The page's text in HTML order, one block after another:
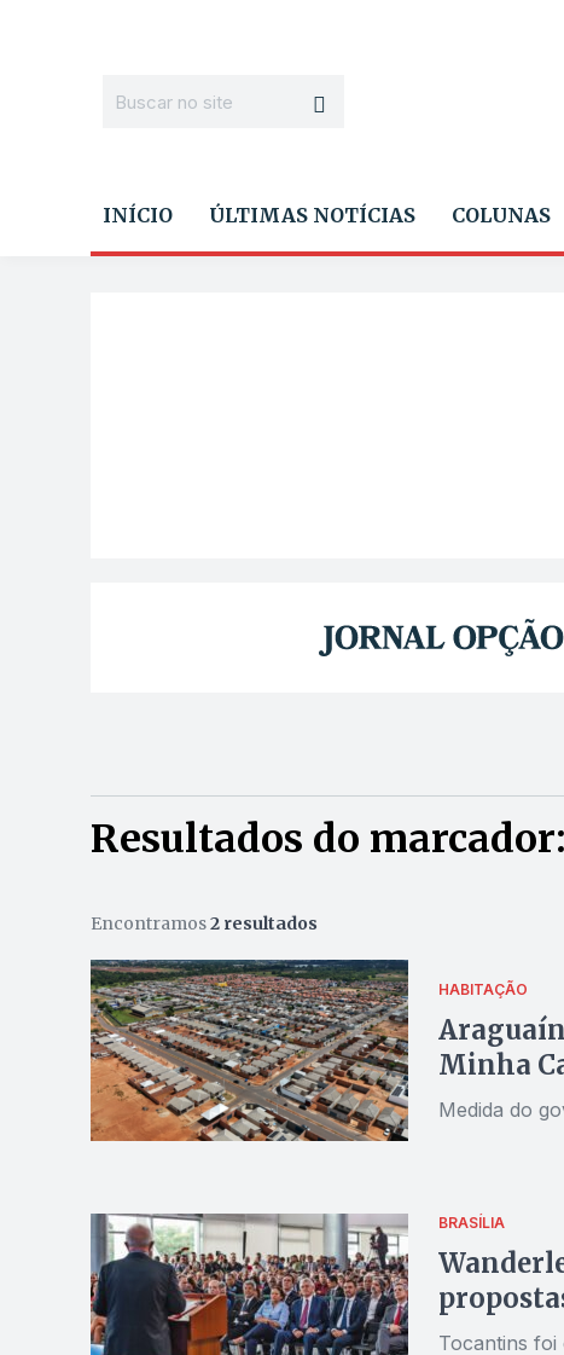
INÍCIO ÚLTIMAS NOTÍCIAS COLUNAS
Resultados do
Encontramos2 resultados
HABITAÇÃO
Minha
Medida do
BRASÍLIA
Tocantins foi